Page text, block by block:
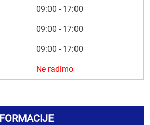
09:00 - 17:00
09:00 - 17:00
09:00 - 17:00
Ne radimo